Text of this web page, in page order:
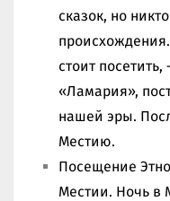
сказок, но
стоит
«Ламария»,
нашей эры.
Местию.
Посещение
Местии. Ночь в